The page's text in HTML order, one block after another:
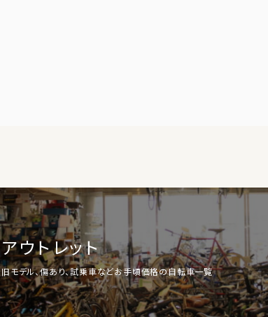
アウトレット
旧モデル、傷あり、試乗車などお手頃価格の自転車一覧